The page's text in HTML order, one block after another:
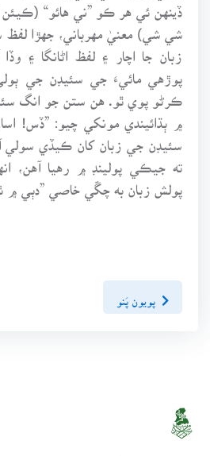
ڏينهن ئي هر ڪو ”ني هائو“
شي شي) معنيٰ مهرباني، جهڙا
زبان جا اچار ۽ لفظ اڻانگا ۽
پوڙهي مائيءَ جي سئيڊن جي ٻولي
ڪرڻو پوي ٿو. هن ستن جو انگ
۾ ٻڌائيندي مونکي چيو: ”ڏس!
سئيڊن جي زبان کان ڪيڏي سولي
ته جيڪي پولينڊ ۾ رهيا آهن،
پولش زبان به چڱي خاصي ”دٻي ۾